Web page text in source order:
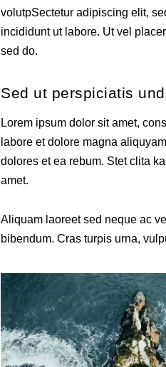
volutpSectetur adipiscing elit,
incididunt ut labore. Ut vel
sed do.
Sed ut perspiciatis
Lorem ipsum dolor sit amet,
labore et dolore magna
dolores et ea rebum. Stet clita
amet.
Aliquam laoreet sed neque ac
bibendum. Cras turpis urna,